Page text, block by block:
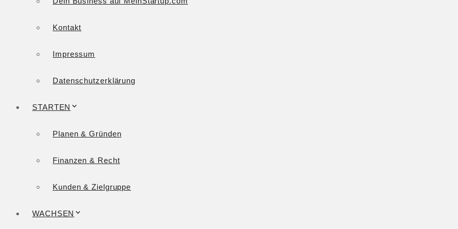
Kontakt
Impressum
Datenschutzerklärung
STARTEN
Planen & Gründen
Finanzen & Recht
Kunden & Zielgruppe
WACHSEN